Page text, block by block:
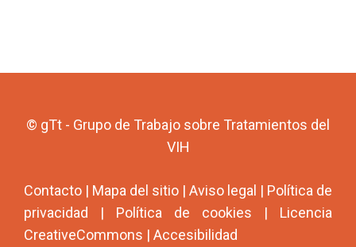
© gTt - Grupo de Trabajo sobre Tratamientos del
VIH
Contacto | Mapa del sitio | Aviso legal | Política de
privacidad | Política de cookies | Licencia
CreativeCommons | Accesibilidad